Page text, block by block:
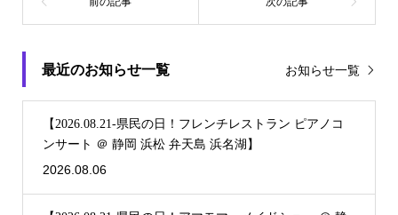
最近のお知らせ一覧 お知らせ一覧
【2026.08.21-県民の日！フレンチレストラン ピアノコ
ンサート ＠ 静岡 浜松 弁天島 浜名湖】
2026.08.06